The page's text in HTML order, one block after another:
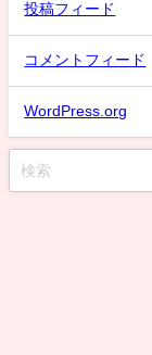
投稿フィード
コメントフィード
WordPress.org